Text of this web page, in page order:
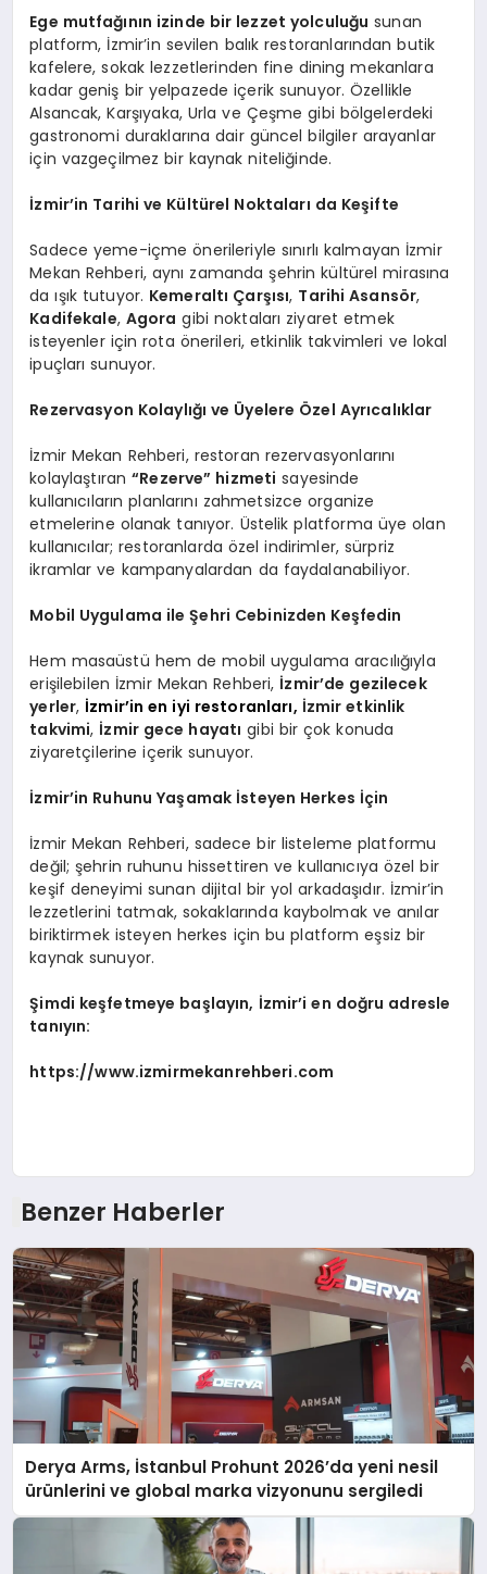
Ege mutfağının izinde bir lezzet yolculuğu sunan
platform, İzmir’in sevilen balık restoranlarından butik
kafelere, sokak lezzetlerinden fine dining mekanlara
kadar geniş bir yelpazede içerik sunuyor. Özellikle
Alsancak, Karşıyaka, Urla ve Çeşme gibi bölgelerdeki
gastronomi duraklarına dair güncel bilgiler arayanlar
için vazgeçilmez bir kaynak niteliğinde.
İzmir’in Tarihi ve Kültürel Noktaları da Keşifte
Sadece yeme-içme önerileriyle sınırlı kalmayan İzmir
Mekan Rehberi, aynı zamanda şehrin kültürel mirasına
da ışık tutuyor. Kemeraltı Çarşısı, Tarihi Asansör,
Kadifekale, Agora gibi noktaları ziyaret etmek
isteyenler için rota önerileri, etkinlik takvimleri ve lokal
ipuçları sunuyor.
Rezervasyon Kolaylığıve Üyelere Özel Ayrıcalıklar
İzmir Mekan Rehberi, restoran rezervasyonlarını
kolaylaştıran“Rezerve” hizmeti sayesinde
kullanıcıların planlarını zahmetsizce organize
etmelerine olanak tanıyor. Üstelik platforma üye olan
kullanıcılar; restoranlarda özel indirimler, sürpriz
ikramlar ve kampanyalardan da faydalanabiliyor.
Mobil Uygulama ile Şehri Cebinizden Keşfedin
Hem masaüstü hem de mobil uygulama aracılığıyla
erişilebilen İzmir Mekan Rehberi, İzmir’de gezilecek
yerler, İzmir’in en iyi restoranları, İzmir etkinlik
takvimi, İzmir gece hayatı gibi bir çok konuda
ziyaretçilerine içerik sunuyor.
İzmir’in Ruhunu Yaşamak İsteyen Herkes İçin
İzmir Mekan Rehberi, sadece bir listeleme platformu
değil; şehrin ruhunu hissettiren ve kullanıcıya özel bir
keşif deneyimi sunan dijital bir yol arkadaşıdır. İzmir’in
lezzetlerini tatmak, sokaklarında kaybolmak ve anılar
biriktirmek isteyen herkes için bu platform eşsiz bir
kaynak sunuyor.
Şimdi keşfetmeye başlayın, İzmir’i en doğru adresle
tanıyın:
https://www.izmirmekanrehberi.com
Benzer Haberler
Derya Arms, İstanbul Prohunt 2026’da yeni nesil
ürünlerini ve global marka vizyonunu sergiledi